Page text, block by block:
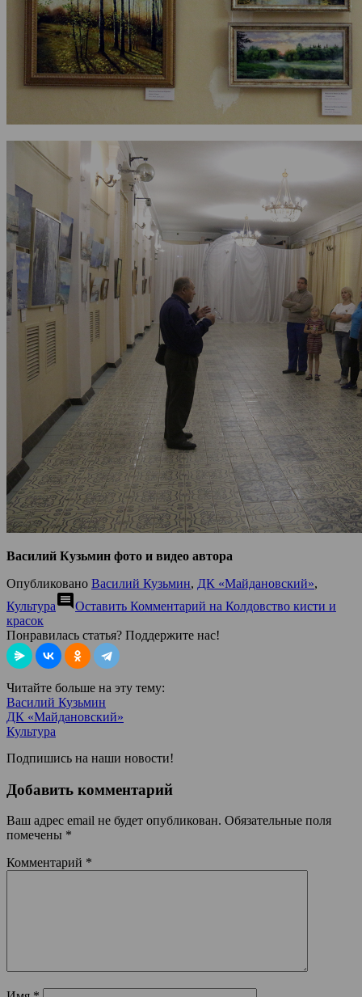
Василий Кузьмин фото и видео автора
Опубликовано Василий Кузьмин, ДК «Майдановский»,
Культураcomment Оставить Комментарий на Колдовство кисти и
красок
Понравилась статья? Поддержите нас!
Читайте больше на эту тему:
Василий Кузьмин
ДК «Майдановский»
Культура
Подпишись на наши новости!
Добавить комментарий
Ваш адрес email не будет опубликован. Обязательные поля
помечены *
Комментарий *